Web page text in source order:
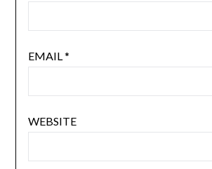
EMAIL*
WEBSITE